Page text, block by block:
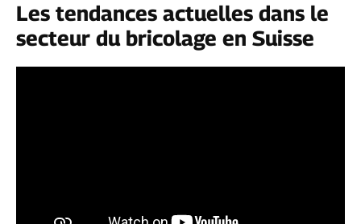
Les tendances actuelles dans le
secteur du bricolage en Suisse